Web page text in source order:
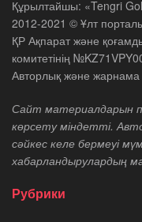
Құрылтайшы: «Tengri
2012-2021 © Ұлт
ҚР Ақпарат және
комитетінің
Авторлық және жарнама
Сайт материалдарын
көрсету міндетті.
сәйкес келе бермеуі
хабарландырулардың
Рубрики